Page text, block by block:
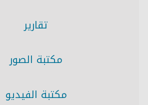
تقارير
مكتبة الصور
مكتبة الفيديو